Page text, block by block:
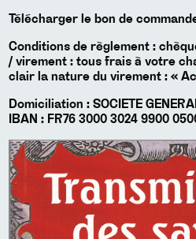
Télécharger le bon de
Conditions de règlement :
/ virement : tous frais à votre
clair la nature du virement : «
Domiciliation : SOCIETE
IBAN : FR76 3000 3024 9900